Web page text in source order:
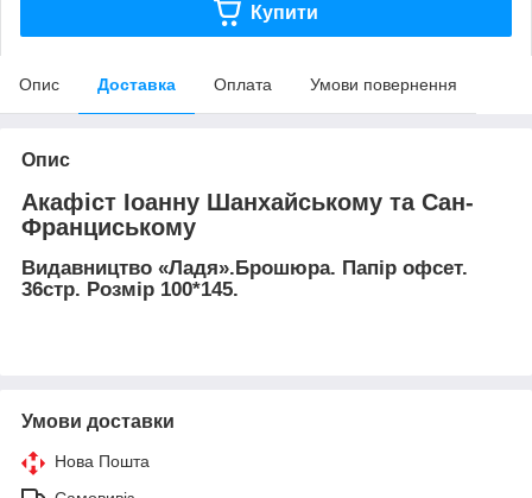
Купити
Опис Доставка Оплата Умови повернення
Опис
Акафіст Іоанну Шанхайському та Сан-
Франциському
Видавництво «Ладя».Брошюра. Папір офсет.
36стр. Розмір 100*145.
Умови доставки
Нова Пошта